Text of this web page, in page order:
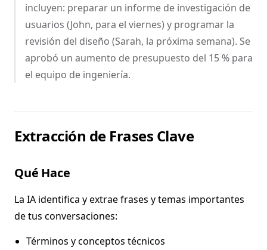
incluyen: preparar un informe de investigación de
usuarios (John, para el viernes) y programar la
revisión del diseño (Sarah, la próxima semana). Se
aprobó un aumento de presupuesto del 15 % para
el equipo de ingeniería.
Extracción de Frases Clave
Qué Hace
La IA identifica y extrae frases y temas importantes
de tus conversaciones:
Términos y conceptos técnicos